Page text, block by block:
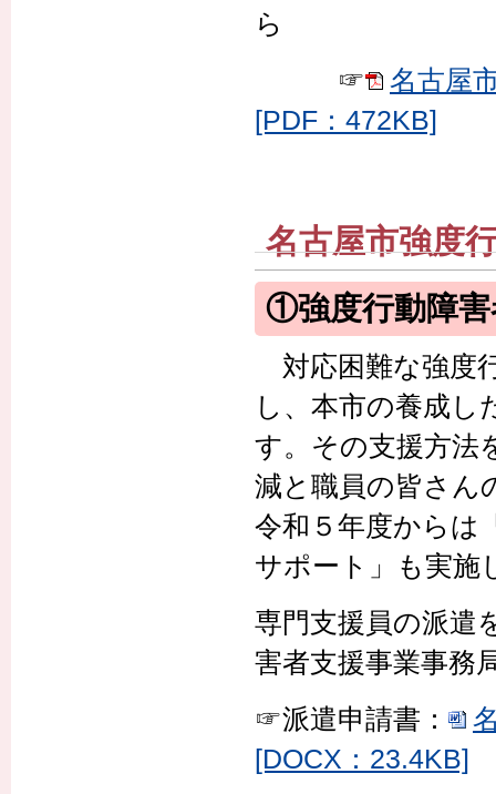
ら
☞
名古屋
[PDF：472KB]
名古屋市強度
①強度行動障害
対応困難な強度
し、本市の養成し
す。その支援方法
減と職員の皆さん
令和５年度からは
サポート」も実施
専門支援員の派遣
害者支援事業事務
☞派遣申請書：
[DOCX：23.4KB]